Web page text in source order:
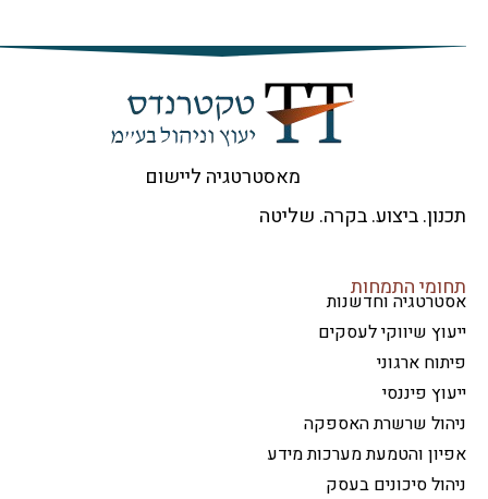
מאסטרטגיה ליישום
ביצוע. בקרה. שליטה
התמחות
וחדשנות
שיווקי לעסקים
ארגוני
פיננסי
שרשרת האספקה
והטמעת מערכות מידע
סיכונים בעסק